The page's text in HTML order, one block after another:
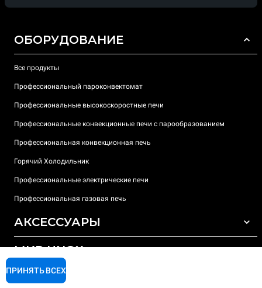
ОБОРУДОВАНИЕ
Все продукты
Профессиональный пароконвектомат
Профессиональные высокоскоростные печи
Профессиональные конвекционные печи с парообразованием
Профессиональная конвекционная печь
Горячий Холодильник
Профессиональные электрические печи
Профессиональная газовая печь
АКСЕССУАРЫ
Моющие средства для автоматической мойки
МИР UNOX
Наши офисы по всему миру
ПОДДЕРЖКА
ПРИНЯТЬ ВСЕХ